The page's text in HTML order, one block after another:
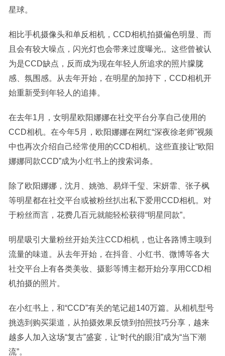
星球。
相比手机摄像头和单反相机，CCD相机拍摄偏色明显、而
且会有较大噪点，闪光灯也会带来过度曝光,。这些曾被认
为是CCD缺点，反而成为现在年轻人所追求的照片朦胧
感、氛围感。从去年开始，在明星的加持下，CCD相机开
始重新受到年轻人的追捧。
在去年1月，女明星欧阳娜娜在社交平台分享自己使用的
CCD相机。在今年5月，欧阳娜娜在网红“深夜徐老师”视频
中也再次介绍自己经常使用的CCD相机。这些直接让“欧阳
娜娜同款CCD”成为小红书上的搜索词条。
除了欧阳娜娜，沈月、姚弛、易烊千玺、宋妍霏、张子枫
等明星都在社交平台或被粉丝扒出私下爱用CCD相机。对
于粉丝而言，花费几百元就能轻松获得“明星同款”。
明星吸引大量粉丝开始关注CCD相机，也让各路博主嗅到
流量的味道。从去年开始，在抖音、小红书、微博等各大
社交平台上有各类美妆、摄影等博主都开始分享用CCD相
机拍摄的照片。
在小红书上，和“CCD”有关的笔记超140万篇。从相机型号
挑选到购买渠道，从拍摄效果反馈到拍照技巧分享，越来
越多人加入这场“复古”盛宴，让“时代的眼泪”成为“当下潮
流”。